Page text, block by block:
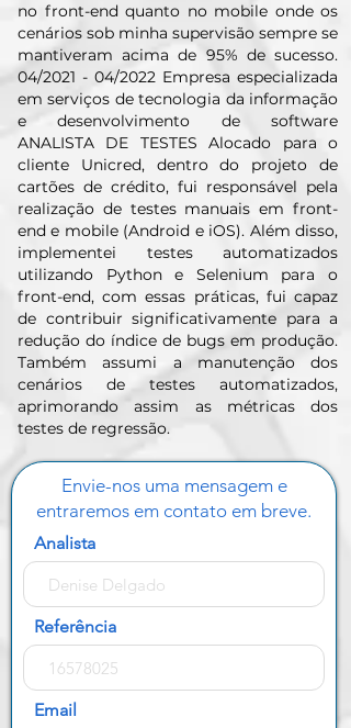
no front-end quanto no mobile onde os
cenários sob minha supervisão sempre se
mantiveram acima de 95% de sucesso.
04/2021 - 04/2022 Empresa especializada
em serviços de tecnologia da informação
e desenvolvimento de software
ANALISTA DE TESTES Alocado para o
cliente Unicred, dentro do projeto de
cartões de crédito, fui responsável pela
realização de testes manuais em front-
end e mobile (Android e iOS). Além disso,
implementei testes automatizados
utilizando Python e Selenium para o
front-end, com essas práticas, fui capaz
de contribuir significativamente para a
redução do índice de bugs em produção.
Também assumi a manutenção dos
cenários de testes automatizados,
aprimorando assim as métricas dos
testes de regressão.
Envie-nos uma mensagem e
entraremos em contato em breve.
Analista
Referência
Email